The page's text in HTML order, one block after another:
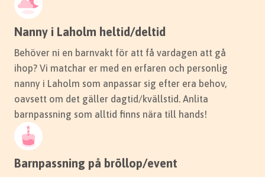
Nanny i Laholm heltid/deltid
Behöver ni en barnvakt för att få vardagen att gå
ihop? Vi matchar er med en erfaren och personlig
nanny i Laholm som anpassar sig efter era behov,
oavsett om det gäller dagtid/kvällstid. Anlita
barnpassning som alltid finns nära till hands!
Barnpassning på bröllop/event